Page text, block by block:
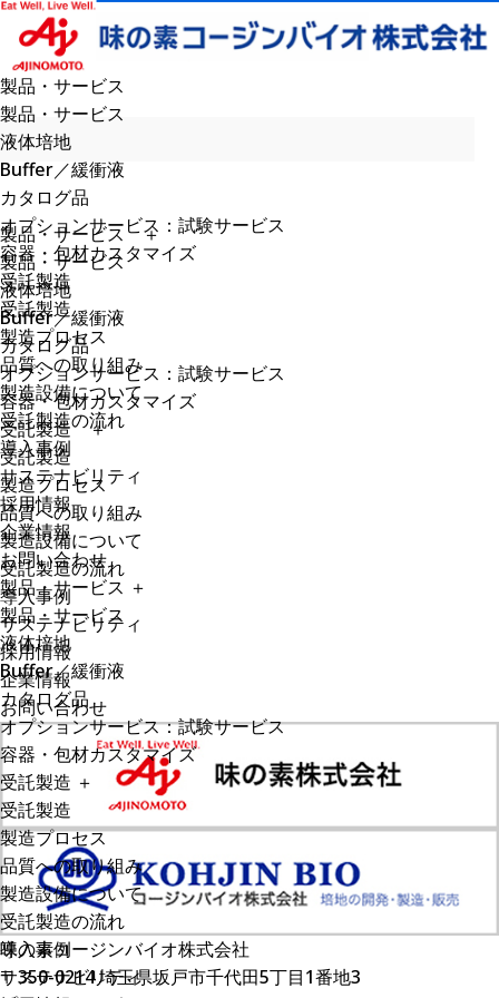
製品・サービス
製品・サービス
液体培地
Buffer／緩衝液
カタログ品
オプションサービス：試験サービス
容器・包材カスタマイズ
受託製造
受託製造
製造プロセス
品質への取り組み
製造設備について
受託製造の流れ
導入事例
サステナビリティ
採用情報
企業情報
お問い合わせ
製品・サービス ＋
製品・サービス
液体培地
Buffer／緩衝液
カタログ品
オプションサービス：試験サービス
容器・包材カスタマイズ
受託製造 ＋
受託製造
製造プロセス
品質への取り組み
製造設備について
受託製造の流れ
導入事例
サステナビリティ
製品・サービス＋
製品・サービス
液体培地
Buffer／緩衝液
カタログ品
オプションサービス：試験サービス
容器・包材カスタマイズ
受託製造＋
受託製造
製造プロセス
品質への取り組み
製造設備について
受託製造の流れ
導入事例
サステナビリティ
採用情報
企業情報
お問い合わせ
味の素コージンバイオ株式会社
〒350-0214 埼玉県坂戸市千代田5丁目1番地3